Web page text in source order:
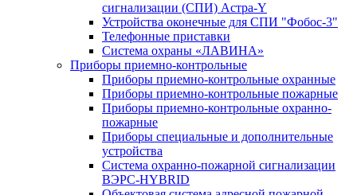
сигнализации (СПИ) Астра-Y
Устройства оконечные для СПИ "Фобос-3"
Телефонные приставки
Система охраны «ЛАВИНА»
Приборы приемно-контрольные
Приборы приемно-контрольные охранные
Приборы приемно-контрольные пожарные
Приборы приемно-контрольные охранно-
пожарные
Приборы специальные и дополнительные
устройства
Система охранно-пожарной сигнализации
ВЭРС-HYBRID